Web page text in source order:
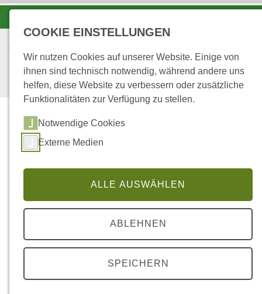
STARTSEITE ...
Ihre Ansprechpartnerinnen
und Ansprechpartner
Die Forstamtsfläche teilt sich in 11 Forstreviere auf,
die jeweils von einem Förster oder einer Försterin vor
Ort betreut werden. Wir stehen Ihnen als
COOKIE EINSTELLUNGEN
Wir nutzen Cookies auf unserer Website. Einige von
ihnen sind technisch notwendig, während andere uns
helfen, diese Website zu verbessern oder zusätzliche
Funktionalitäten zur Verfügung zu stellen.
Notwendige Cookies
Externe Medien
ALLE AUSWÄHLEN
ABLEHNEN
SPEICHERN